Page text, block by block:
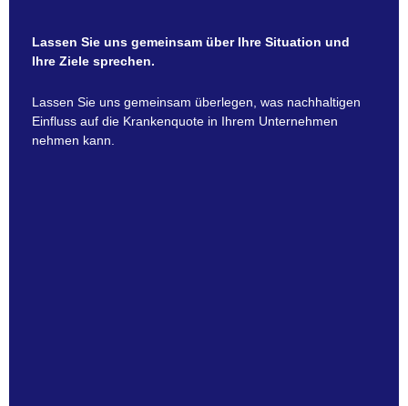
Lassen Sie uns gemeinsam über Ihre Situation und
Ihre Ziele sprechen.
Lassen Sie uns gemeinsam überlegen, was nachhaltigen
Einfluss auf die Krankenquote in Ihrem Unternehmen
nehmen kann.